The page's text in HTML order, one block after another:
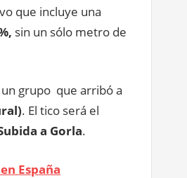
que incluye una
sin un sólo metro de
grupo que arribó a
. El tico será el
a Gorla.
España